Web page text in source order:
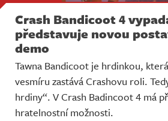
Crash Bandicoot 4
představuje novou
demo
Tawna Bandicoot je hrdinkou,
vesmíru zastává Crashovu roli.
hrdiny“. V Crash Badincoot 4 má
hratelnostní možnosti.